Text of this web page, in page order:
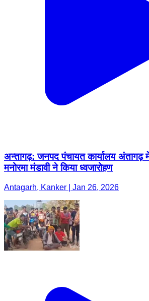
अन्तागढ़: जनपद पंचायत कार्यालय अंतागढ़
मनोरमा मंडावी ने किया ध्वजारोहण
Antagarh, Kanker | Jan 26, 2026